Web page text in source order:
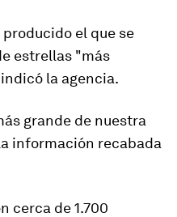
producido el que se
estrellas "más
indicó la agencia.
grande de nuestra
información recabada
cerca de 1.700